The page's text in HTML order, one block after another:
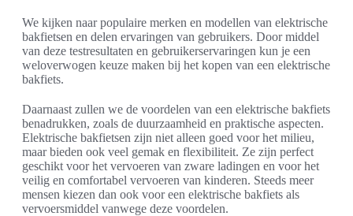
We kijken naar populaire merken en modellen van elektrische
bakfietsen en delen ervaringen van gebruikers. Door middel
van deze testresultaten en gebruikerservaringen kun je een
weloverwogen keuze maken bij het kopen van een elektrische
bakfiets.
Daarnaast zullen we de voordelen van een elektrische bakfiets
benadrukken, zoals de duurzaamheid en praktische aspecten.
Elektrische bakfietsen zijn niet alleen goed voor het milieu,
maar bieden ook veel gemak en flexibiliteit. Ze zijn perfect
geschikt voor het vervoeren van zware ladingen en voor het
veilig en comfortabel vervoeren van kinderen. Steeds meer
mensen kiezen dan ook voor een elektrische bakfiets als
vervoersmiddel vanwege deze voordelen.